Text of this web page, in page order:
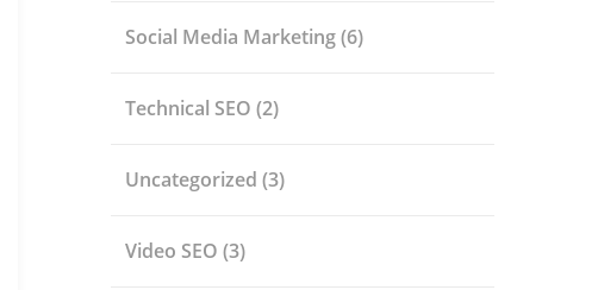
Social Media Marketing(6)
Technical SEO (2)
Uncategorized (3)
Video SEO (3)